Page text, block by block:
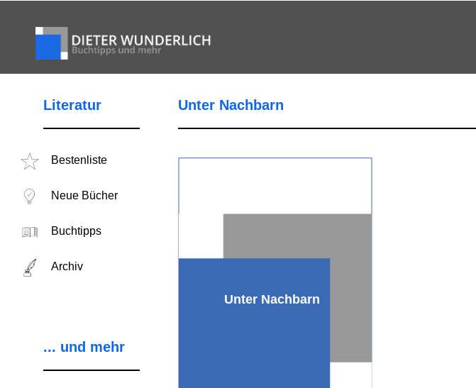
Literatur
Bestenliste
Neue Bücher
Buchtipps
Archiv
... und mehr
Unter Nachbarn
Unter Nachbarn